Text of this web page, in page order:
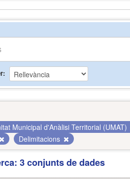
Municipal d'Anàlisi Territorial (UMAT)
Delimitacions
3 conjunts de dades